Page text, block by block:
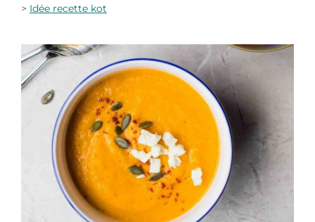
> Idée recette kot